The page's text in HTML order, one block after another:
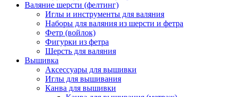
Валяние шерсти (фелтинг)
Иглы и инструменты для валяния
Наборы для валяния из шерсти и фетра
Фетр (войлок)
Фигурки из фетра
Шерсть для валяния
Вышивка
Аксессуары для вышивки
Иглы для вышивания
Канва для вышивки